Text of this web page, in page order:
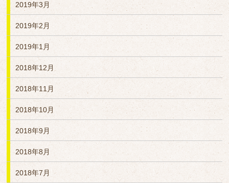
2019年3月
2019年2月
2019年1月
2018年12月
2018年11月
2018年10月
2018年9月
2018年8月
2018年7月